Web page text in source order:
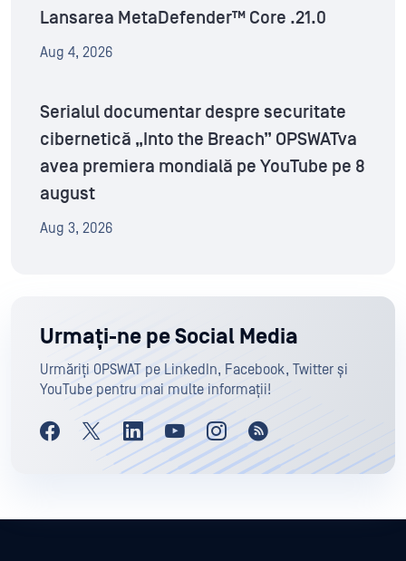
Lansarea MetaDefender™ Core .21.0
Aug 4, 2026
Serialul documentar despre securitate
cibernetică „Into the Breach” OPSWATva
avea premiera mondială pe YouTube pe 8
august
Aug 3, 2026
Urmați-ne pe Social Media
Urmăriți OPSWAT pe LinkedIn, Facebook, Twitter și
YouTube pentru mai multe informații!